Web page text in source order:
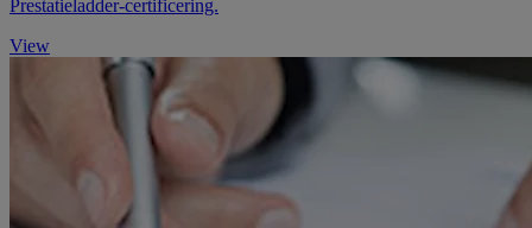
Prestatieladder-certificering.
View